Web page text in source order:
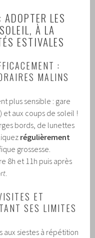
LES
À LA
ESTIVALES
:
MALINS
plus sensible : gare
et aux coups de soleil !
bords, de lunettes
régulièrement
grossesse.
8h et 11h puis après
.
ET
SES LIMITES
aux siestes à répétition